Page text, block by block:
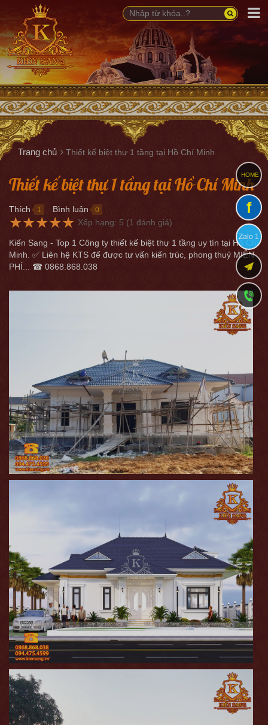
Trang chủ Thiết kế biệt thự 1 tầng tại Hồ Chí Minh
Thiết kế biệt thự 1 tầng tại Hồ Chí Minh
Thích 1 Bình luận 0
★★★★★ Xếp hạng: 5 (1 đánh giá)
Kiến Sang - Top 1 Công ty thiết kế biệt thự 1 tầng uy tín tại Hồ Chí
Minh. ✅ Liên hệ KTS để được tư vấn kiến trúc, phong thuỷ MIỄN
PHÍ... ☎ 0868.868.038
HOME
f
Zalo 1